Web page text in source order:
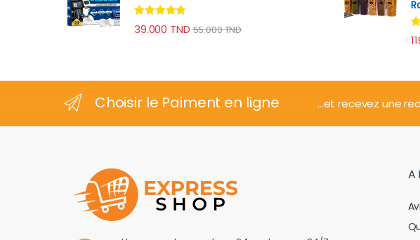
Note4.70
sur 5
39.000 TND 55.000TND
Choisir le Paiment en ligne ...et recevez une
A